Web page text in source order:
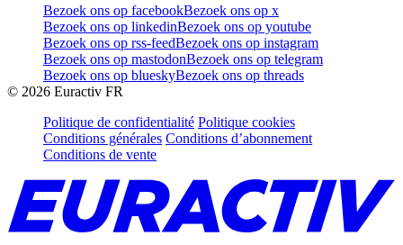
Bezoek ons op facebookBezoek ons op x
Bezoek ons op linkedinBezoek ons op youtube
Bezoek ons op rss-feedBezoek ons op instagram
Bezoek ons op mastodonBezoek ons op telegram
Bezoek ons op blueskyBezoek ons op threads
© 2026 Euractiv FR
Politique de confidentialité Politique cookies
Conditions générales Conditions d’abonnement
Conditions de vente